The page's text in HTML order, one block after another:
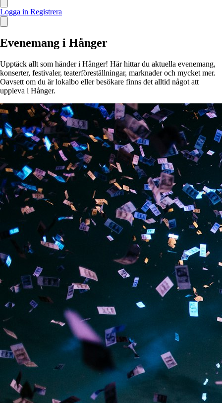
Logga in Registrera
Evenemang i Hånger
Upptäck allt som händer i Hånger! Här hittar du aktuella evenemang,
konserter, festivaler, teaterföreställningar, marknader och mycket mer.
Oavsett om du är lokalbo eller besökare finns det alltid något att
uppleva i Hånger.